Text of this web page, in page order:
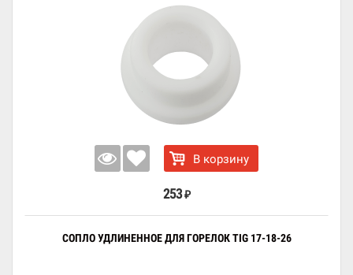
В корзину
253 ₽
СОПЛО УДЛИНЕННОЕ ДЛЯ ГОРЕЛОК TIG 17-18-26